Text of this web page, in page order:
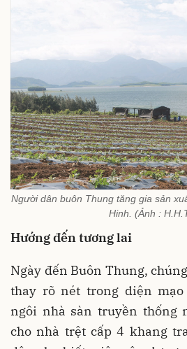
Người dân buôn Thung tăng gia sản
Hinh. (Ảnh :
Hướng đến tương lai
Ngày đến Buôn Thung,
thay rõ nét trong diện
ngôi nhà sàn truyền thống
cho nhà trệt cấp 4 khang